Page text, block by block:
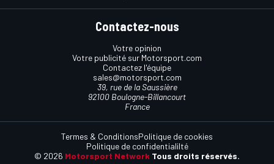
Contactez-nous
Votre opinion
Votre publicité sur Motorsport.com
Contactez l'équipe
sales@motorsport.com
39, rue de la Saussière
92100 Boulogne-Billancourt
France
© 2026 Motorsport Network Tous droits réservés.
Termes & ConditionsPolitique de cookies
Politique de confidentialilté